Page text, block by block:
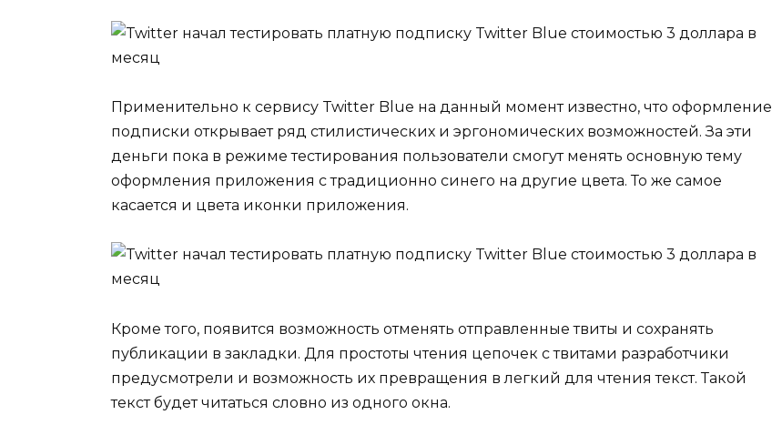
Применительно к сервису Twitter Blue на данный момент известно, что оформление
подписки открывает ряд стилистических и эргономических возможностей. За эти
деньги пока в режиме тестирования пользователи смогут менять основную тему
оформления приложения с традиционно синего на другие цвета. То же самое
касается и цвета иконки приложения.
Кроме того, появится возможность отменять отправленные твиты и сохранять
публикации в закладки. Для простоты чтения цепочек с твитами разработчики
предусмотрели и возможность их превращения в легкий для чтения текст. Такой
текст будет читаться словно из одного окна.